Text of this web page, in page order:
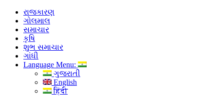
રાજકારણ
ગોલમાલ
સમાચાર
કૃષિ
શુભ સમાચાર
ગાંધી
Language Menu:
ગુજરાતી
English
हिंदी